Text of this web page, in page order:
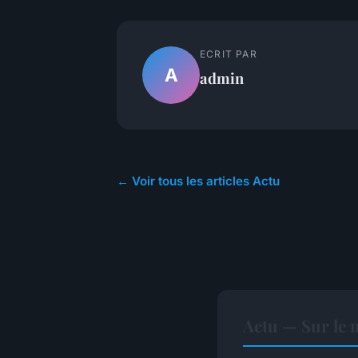
A
ECRIT PAR
admin
← Voir tous les articles Actu